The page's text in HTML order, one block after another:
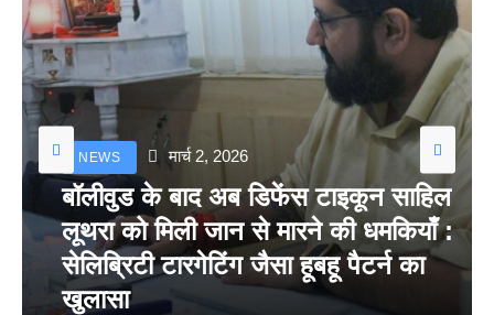
NEWS मार्च 2, 2026
बॉलीवुड के बाद अब डिफेंस टाइकून साहिल
लूथरा को मिली जान से मारने की धमकियाँ :
सेलिब्रिटी टारगेटिंग जैसा हूबहू पैटर्न का
खुलासा